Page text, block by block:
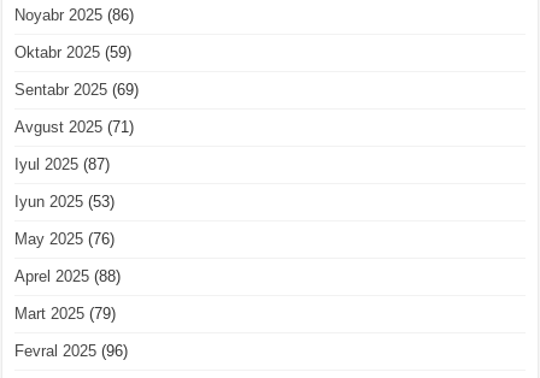
Noyabr 2025 (86)
Oktabr 2025 (59)
Sentabr 2025 (69)
Avgust 2025 (71)
Iyul 2025 (87)
Iyun 2025 (53)
May 2025 (76)
Aprel 2025 (88)
Mart 2025 (79)
Fevral 2025 (96)